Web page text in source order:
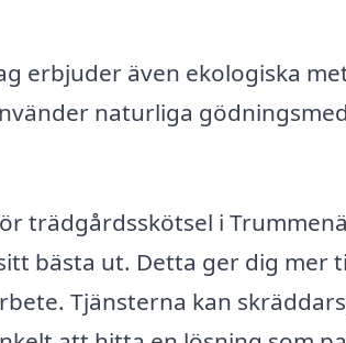
erbjuder även ekologiska
naturliga
trädgårdsskötsel i
bästa ut. Detta ger dig mer
Tjänsterna kan